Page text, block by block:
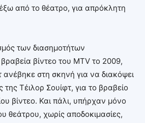
από το θέατρο, για απρόκλητη
των διασημοτήτων
βίντεο του MTV το 2009,
ανέβηκε στη σκηνή για να διακόψει
της Τέιλορ Σουίφτ, για το βραβείο
βίντεο. Και πάλι, υπήρχαν μόνο
θεάτρου, χωρίς αποδοκιμασίες,